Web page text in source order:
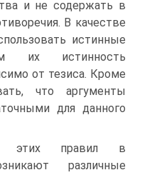
и не содержать в
В качестве
истинные
их истинность
от тезиса. Кроме
что аргументы
для данного
этих правил в
различные